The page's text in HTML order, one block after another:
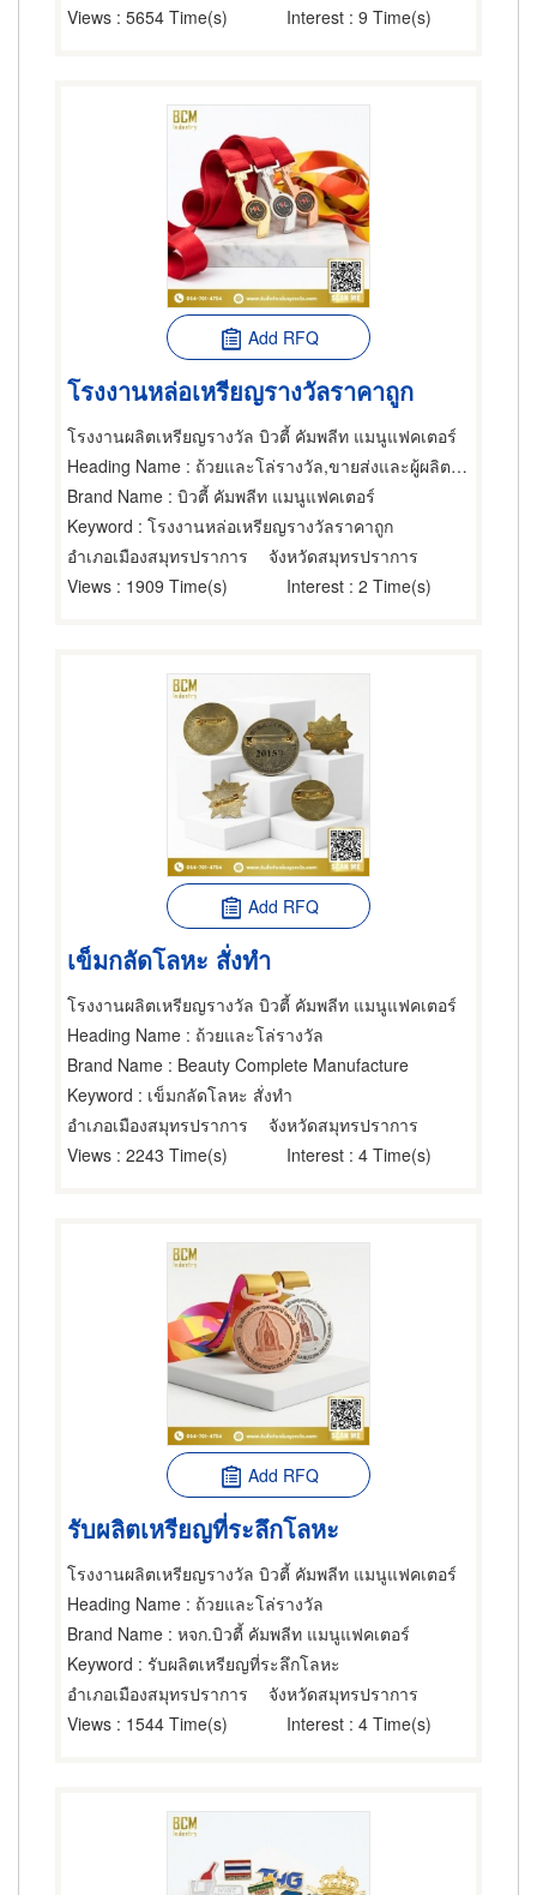
Views : 5654 Time(s) Interest : 9 Time(s)
Add RFQ
โรงงานหล่อเหรียญรางวัลราคาถูก
โรงงานผลิตเหรียญรางวัล บิวตี้ คัมพลีท แมนูแฟคเตอร์
Heading Name : ถ้วยและโล่รางวัล,ขายส่งและผู้ผลิตอุปกรณ์กีฬาทางน้ำ,อุปกรณ์กีฬา
Brand Name : บิวตี้ คัมพลีท แมนูแฟคเตอร์
Keyword : โรงงานหล่อเหรียญรางวัลราคาถูก
อำเภอเมืองสมุทรปราการ
จังหวัดสมุทรปราการ
Views : 1909 Time(s) Interest : 2 Time(s)
Add RFQ
เข็มกลัดโลหะ สั่งทำ
โรงงานผลิตเหรียญรางวัล บิวตี้ คัมพลีท แมนูแฟคเตอร์
Heading Name : ถ้วยและโล่รางวัล
Brand Name : Beauty Complete Manufacture
Keyword : เข็มกลัดโลหะ สั่งทำ
อำเภอเมืองสมุทรปราการ
จังหวัดสมุทรปราการ
Views : 2243 Time(s) Interest : 4 Time(s)
Add RFQ
รับผลิตเหรียญที่ระลึกโลหะ
โรงงานผลิตเหรียญรางวัล บิวตี้ คัมพลีท แมนูแฟคเตอร์
Heading Name : ถ้วยและโล่รางวัล
Brand Name : หจก.บิวตี้ คัมพลีท แมนูแฟคเตอร์
Keyword : รับผลิตเหรียญที่ระลึกโลหะ
อำเภอเมืองสมุทรปราการ
จังหวัดสมุทรปราการ
Views : 1544 Time(s) Interest : 4 Time(s)